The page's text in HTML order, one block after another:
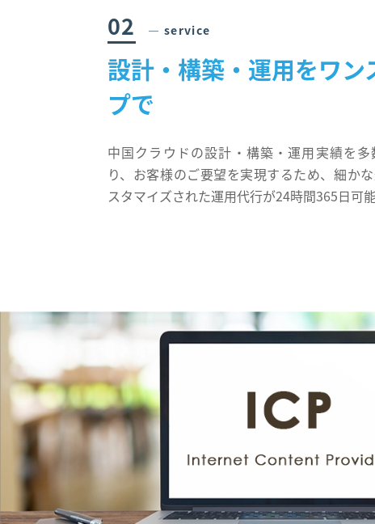
02 ― service
設計・構築・運用をワン
プで
中国クラウドの設計・構築・運用実績を
り、お客様のご要望を実現するため、細か
スタマイズされた運用代行が24時間365日可能